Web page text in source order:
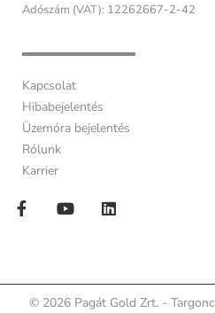
Adószám (VAT): 12262667-2-42
Kapcsolat
Hibabejelentés
Üzemóra bejelentés
Rólunk
Karrier
© 2026 Pagát Gold Zrt. -